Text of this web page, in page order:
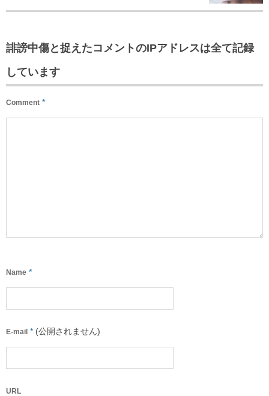
誹謗中傷と捉えたコメントのIPアドレスは全て記録
しています
Comment *
Name *
E-mail * (公開されません)
URL